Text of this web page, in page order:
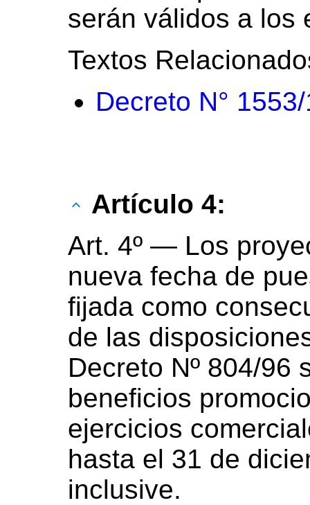
serán válidos a los
Textos
Decreto N°
Artículo 4:
Art. 4º — Los
nueva fecha de
fijada como
de las
Decreto Nº 804/96
beneficios
ejercicios
hasta el 31 de
inclusive.